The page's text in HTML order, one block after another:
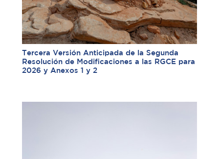
Tercera Versión Anticipada de la Segunda
Resolución de Modificaciones a las RGCE para
2026 y Anexos 1 y 2